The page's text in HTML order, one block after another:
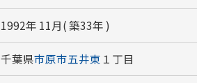
1992年 11月( 築33年 )
千葉県市原市五井東 １丁目